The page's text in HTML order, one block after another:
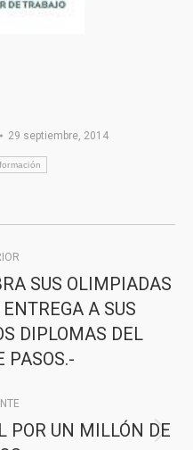
29 septiembre, 2014
formación
SUS OLIMPIADAS
A SUS
DIPLOMAS DEL
PASOS.-
POR UN MILLÓN DE